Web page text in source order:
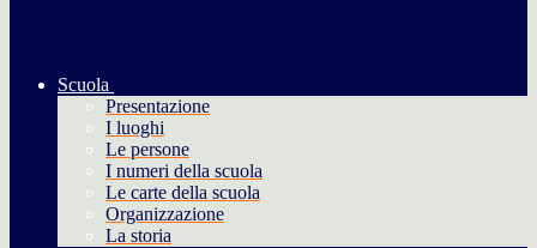
Scuola
Presentazione
I luoghi
Le persone
I numeri della scuola
Le carte della scuola
Organizzazione
La storia